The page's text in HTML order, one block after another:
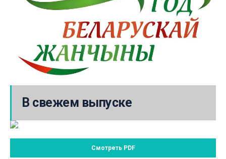
В свежем выпуске
Смотреть PDF